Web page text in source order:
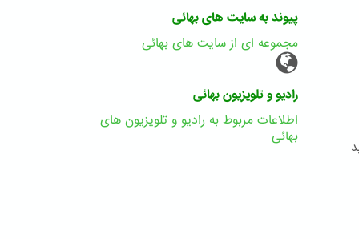
پیوند به سایت های بهائی
مجموعه ای از سایت های بهائی
رادیو و تلویزیون بهائی
اطلاعات مربوط به رادیو و تلویزیون های
بهائی